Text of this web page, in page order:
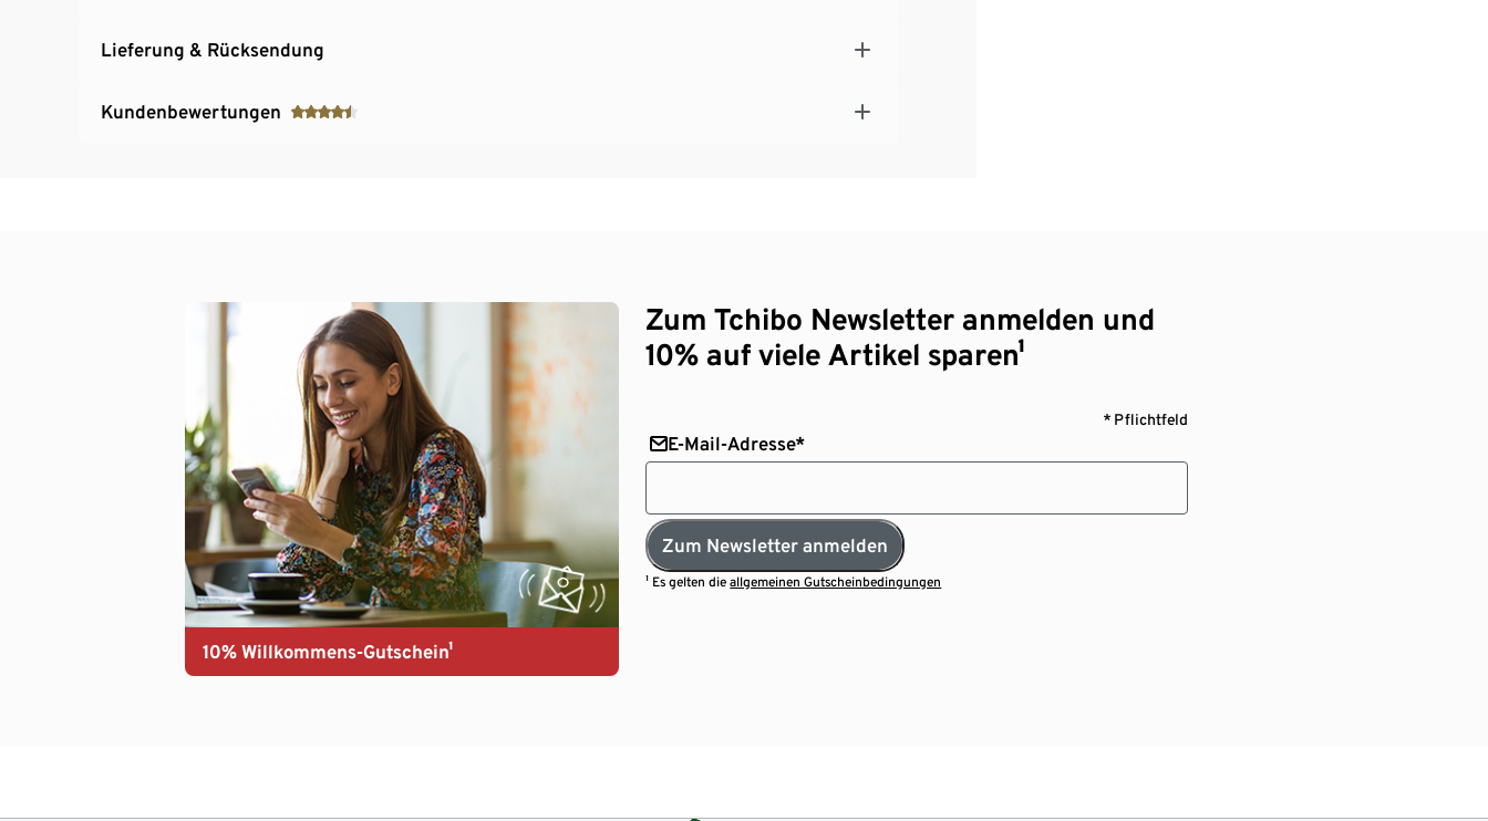
Lieferung & Rücksendung
Kundenbewertungen
10% Willkommens-Gutschein¹
Zum Tchibo Newsletter anmelden und
10% auf viele Artikel sparen¹
* Pflichtfeld
E-Mail-Adresse*
Zum Newsletter anmelden
¹ Es gelten dieallgemeinen Gutscheinbedingungen